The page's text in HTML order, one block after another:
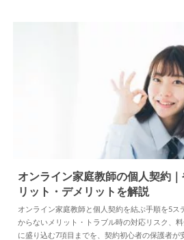
家庭教師を探す
オンライン家庭教師の個人契約
リット・デメリットを解説
オンライン家庭教師と個人契約を結ぶ手順を5ス
からないメリット・トラブル時の対応リスク、
に盛り込む7項目までを、契約初心者の保護者が